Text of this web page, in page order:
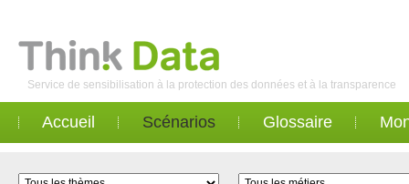
Service de sensibilisation à la protection des données et à la transparence
Accueil Scénarios Glossaire